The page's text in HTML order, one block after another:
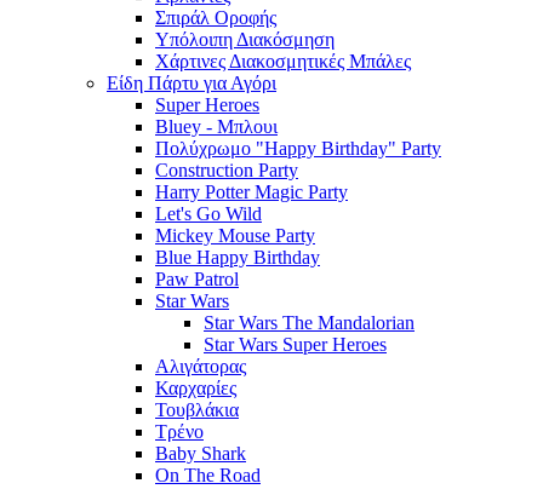
Σπιράλ Οροφής
Υπόλοιπη Διακόσμηση
Χάρτινες Διακοσμητικές Μπάλες
Είδη Πάρτυ για Αγόρι
Super Heroes
Bluey - Μπλουι
Πολύχρωμο "Happy Birthday" Party
Construction Party
Harry Potter Magic Party
Let's Go Wild
Mickey Mouse Party
Blue Happy Birthday
Paw Patrol
Star Wars
Star Wars The Mandalorian
Star Wars Super Heroes
Αλιγάτορας
Καρχαρίες
Τουβλάκια
Τρένο
Baby Shark
On The Road